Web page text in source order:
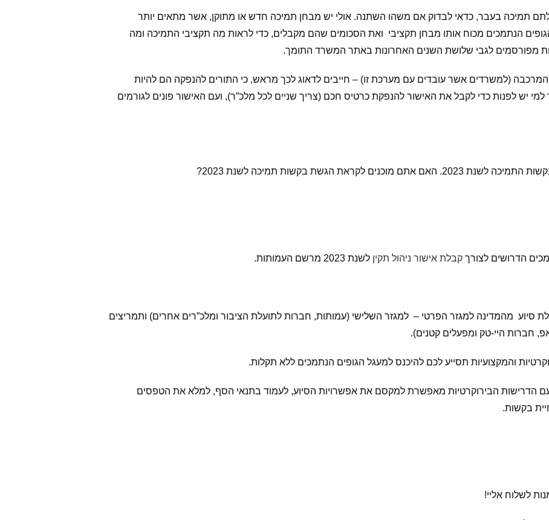
תמיכה בעבר, כדאי לבדוק אם משהו השתנה. אולי יש מבחן תמיכה חדש או מתוקן, אשר מתאים יותר
הנתמכים מכוח אותו מבחן תקציבי ואת הסכומים שהם מקבלים, כדי לראות מה תקציבי התמיכה ומה
מפורסמים לגבי שלושת השנים האחרונות באתר המשרד התומך.
(למשרדים אשר עובדים עם מערכת זו) – חייבים לדאוג לכך מראש, כי התורים להנפקה הם להיות
יש לפנות כדי לקבל את האישור להנפקת כרטיס חכם (צריך שניים לכל מלכ”ר), ועם האישור פונים לגורמים
קבלת אישור ניהול תקין לשנת 2023 מרשם העמותות.
סיוע מהמדינה למגזר הפרטי – למגזר השלישי (עמותות, חברות לתועלת הציבור ומלכ”רים אחרים) ותמריצים
חברות היי-טק ומפעלים קטנים).
והמקצועיות תסייע לכם להיכנס למעגל הגופים הנתמכים ללא תקלות.
הדרישות הבירוקרטיות מאפשרת למקסם את אפשרויות הסיוע, לעמוד בתנאי הסף, למלא את הטפסים
בקשות.
לשלוח אליי!